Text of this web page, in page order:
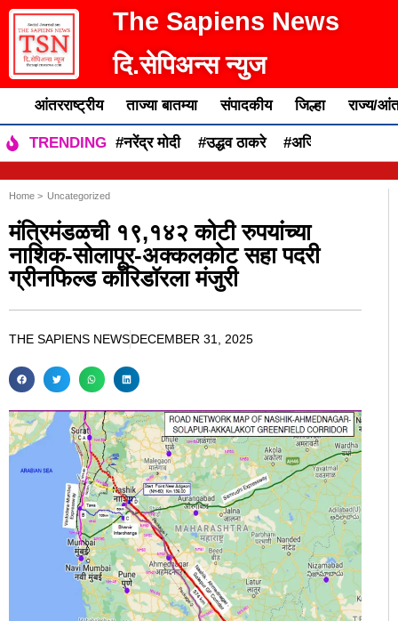
The Sapiens News
दि.सेपिअन्स न्युज
आंतरराष्ट्रीय ताज्या बातम्या संपादकीय जिल्हा राज्य/
TRENDING #नरेंद्र मोदी #उद्धव ठाकरे #अजित पवार
Home > Uncategorized
मंत्रिमंडळची १९,१४२ कोटी रुपयांच्या
नाशिक-सोलापूर-अक्कलकोट सहा पदरी
ग्रीनफिल्ड कॉरिडॉरला मंजुरी
THE SAPIENS NEWSDECEMBER 31, 2025